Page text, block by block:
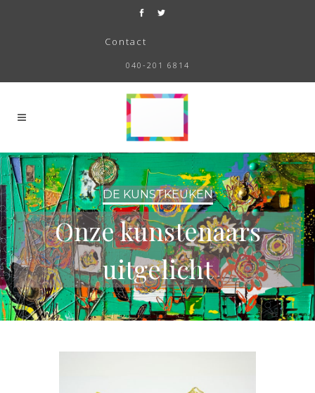
Contact
040-201 6814
DE KUNSTKEUKEN
Onze kunstenaars
uitgelicht